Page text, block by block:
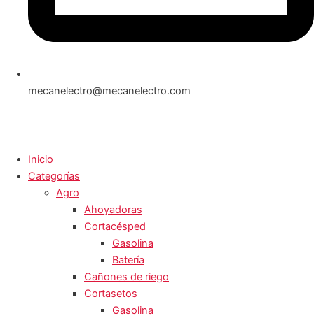
mecanelectro@mecanelectro.com
Inicio
Categorías
Agro
Ahoyadoras
Cortacésped
Gasolina
Batería
Cañones de riego
Cortasetos
Gasolina